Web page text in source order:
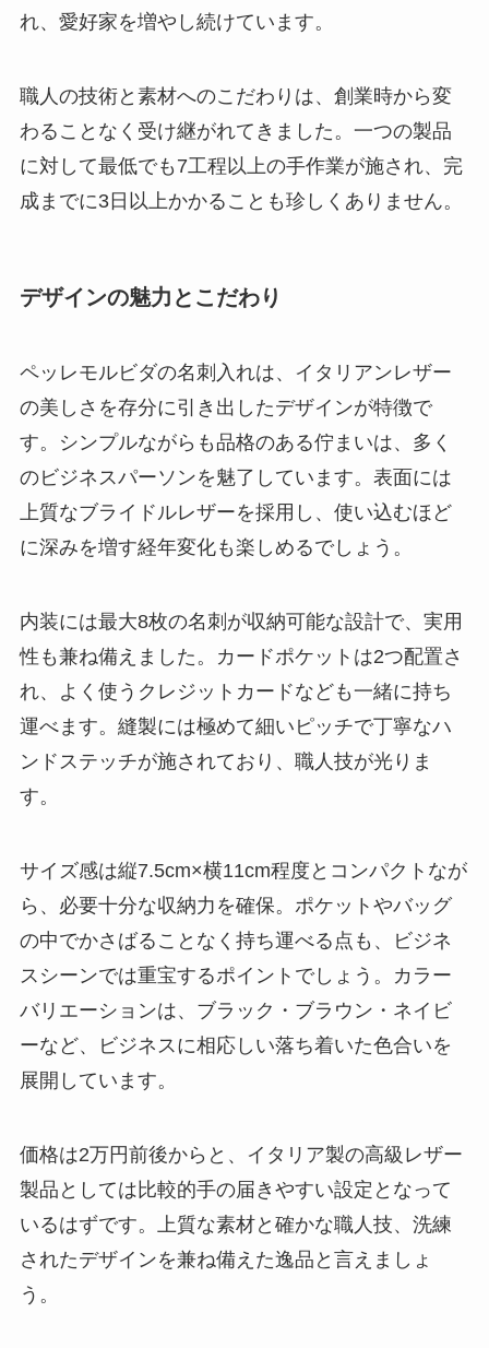
れ、愛好家を増やし続けています。
職人の技術と素材へのこだわりは、創業時から変
わることなく受け継がれてきました。一つの製品
に対して最低でも7工程以上の手作業が施され、完
成までに3日以上かかることも珍しくありません。
デザインの魅力とこだわり
ペッレモルビダの名刺入れは、イタリアンレザー
の美しさを存分に引き出したデザインが特徴で
す。シンプルながらも品格のある佇まいは、多く
のビジネスパーソンを魅了しています。表面には
上質なブライドルレザーを採用し、使い込むほど
に深みを増す経年変化も楽しめるでしょう。
内装には最大8枚の名刺が収納可能な設計で、実用
性も兼ね備えました。カードポケットは2つ配置さ
れ、よく使うクレジットカードなども一緒に持ち
運べます。縫製には極めて細いピッチで丁寧なハ
ンドステッチが施されており、職人技が光りま
す。
サイズ感は縦7.5cm×横11cm程度とコンパクトなが
ら、必要十分な収納力を確保。ポケットやバッグ
の中でかさばることなく持ち運べる点も、ビジネ
スシーンでは重宝するポイントでしょう。カラー
バリエーションは、ブラック・ブラウン・ネイビ
ーなど、ビジネスに相応しい落ち着いた色合いを
展開しています。
価格は2万円前後からと、イタリア製の高級レザー
製品としては比較的手の届きやすい設定となって
いるはずです。上質な素材と確かな職人技、洗練
されたデザインを兼ね備えた逸品と言えましょ
う。